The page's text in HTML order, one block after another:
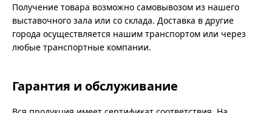
Получение товара возможно самовывозом из нашего
выставочного зала или со склада. Доставка в другие
города осуществляется нашим транспортом или через
любые транспортные компании.
Гарантия и обслуживание